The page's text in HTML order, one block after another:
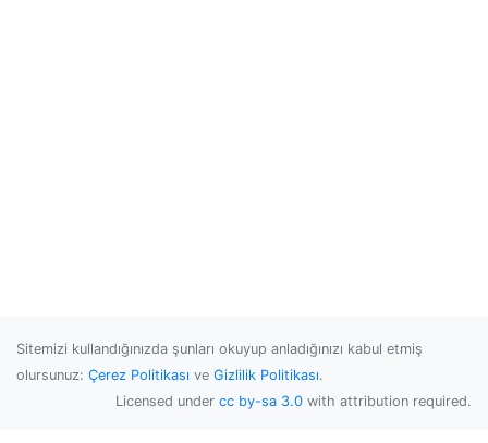
Sitemizi kullandığınızda şunları okuyup anladığınızı kabul etmiş
olursunuz: Çerez Politikası ve Gizlilik Politikası.
Licensed under cc by-sa 3.0 with attribution required.